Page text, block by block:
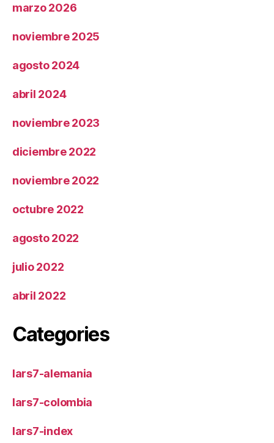
marzo 2026
noviembre 2025
agosto 2024
abril 2024
noviembre 2023
diciembre 2022
noviembre 2022
octubre 2022
agosto 2022
julio 2022
abril 2022
Categories
lars7-alemania
lars7-colombia
lars7-index